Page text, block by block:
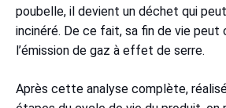
poubelle, il devient un déchet qui
incinéré. De ce fait, sa fin de vie peut
l’émission de gaz à effet de serre.
Après cette analyse complète,